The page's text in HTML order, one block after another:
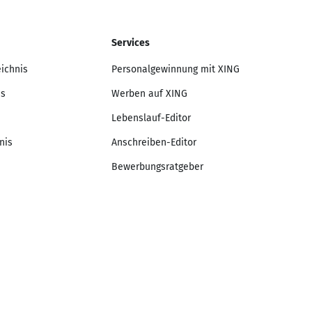
Services
Personalgewinnung mit XING
Werben auf XING
Lebenslauf-Editor
Anschreiben-Editor
Bewerbungsratgeber